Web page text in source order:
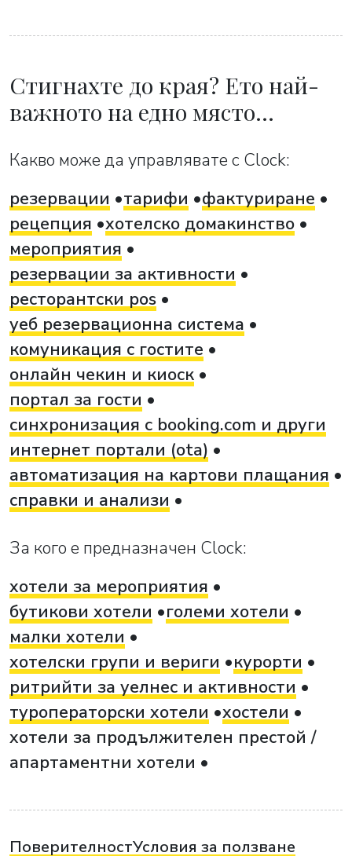
Стигнахте до края? Ето най-
важното на едно място…
Какво може да управлявате с Clock:
резервации
тарифи
фактуриране
рецепция хотелско домакинство
мероприятия
резервации за активности
ресторантски pos
уеб резервационна система
комуникация с гостите
онлайн чекин и киоск
портал за гости
синхронизация с booking.com и други
интернет портали (ota)
автоматизация на картови плащания
справки и анализи
За кого е предназначен Clock:
хотели за мероприятия
бутикови хотели
големи хотели
малки хотели
хотелски групи и вериги
курорти
ритрийти за уелнес и активности
туроператорски хотели
хостели
хотели за продължителен престой /
апартаментни хотели
ПоверителностУсловия за ползване